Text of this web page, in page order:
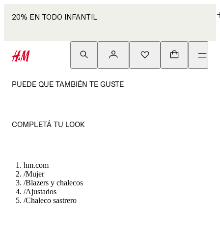
20% EN TODO INFANTIL
PUEDE QUE TAMBIÉN TE GUSTE
COMPLETÁ TU LOOK
hm.com
/Mujer
/Blazers y chalecos
/Ajustados
/Chaleco sastrero